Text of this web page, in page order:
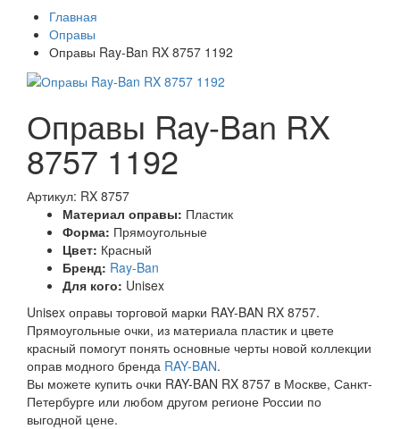
Главная
Оправы
Оправы Ray-Ban RX 8757 1192
Оправы Ray-Ban RX
8757 1192
Артикул: RX 8757
Материал оправы: Пластик
Форма: Прямоугольные
Цвет: Красный
Бренд: Ray-Ban
Для кого: Unisex
Unisex оправы торговой марки RAY-BAN RX 8757.
Прямоугольные очки, из материала пластик и цвете
красный помогут понять основные черты новой коллекции
оправ модного бренда RAY-BAN.
Вы можете купить очки RAY-BAN RX 8757 в Москве, Санкт-
Петербурге или любом другом регионе России по
выгодной цене.